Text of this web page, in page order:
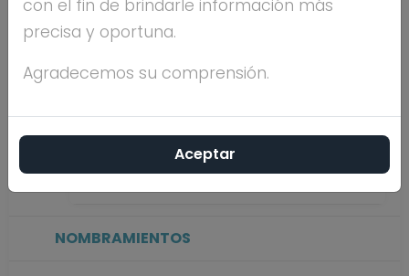
Máximo nivel de
Antigüedad
académica en la
8 años
NOMBRAMIENTOS
con el fin de brindarle información más
precisa y oportuna.
Agradecemos su comprensión.
Aceptar